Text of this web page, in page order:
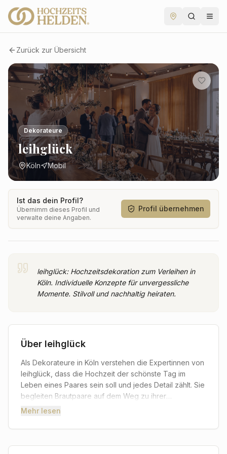
Zurück zur Übersicht
Dekorateure
leihglück
Köln Mobil
Ist das dein Profil?
Übernimm dieses Profil und
verwalte deine Angaben.
Profil übernehmen
leihglück: Hochzeitsdekoration zum Verleihen in
Köln. Individuelle Konzepte für unvergessliche
Momente. Stilvoll und nachhaltig heiraten.
Über leihglück
Als Dekorateure in Köln verstehen die Expertinnen von
leihglück, dass die Hochzeit der schönste Tag im
Leben eines Paares sein soll und jedes Detail zählt. Sie
begleiten Brautpaare auf dem Weg zu ihrer
Traumhochzeit und verwandeln jede Location in eine
angehende Ehepaare eine liebevoll kuratierte Auswahl
Mehr lesen